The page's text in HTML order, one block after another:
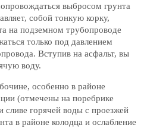
выбросом грунта
собой тонкую корку,
на подземном трубопроводе
только под давлением
Вступив на асфальт, вы
воду.
особенно в районе
(отмечены на поребрике
сливе горячей воды с проезжей
в районе колодца и ослабление